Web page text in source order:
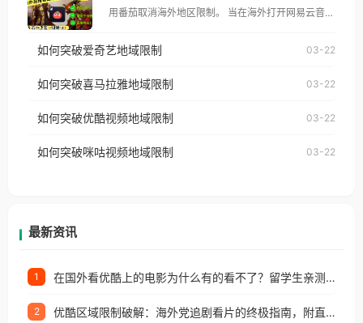
仅能在中国大陆地区播放。 遇到这个问题的朋友们，
使用番茄回国加速器，即可解决「海外用户收听腾讯
台湾、美国、加拿大、澳大利亚、欧洲等国家和地区
权限制所困扰。
用番茄取消海外地区限制。 当在海外打开网易云音
播放”的提示语。 海外用户如香港、澳门、台湾、美
国、加拿大、澳大利亚、欧洲等国家和地区时，网易
制问题，且仅能在中国大陆地区播放。 遇到这个问题
户收听网易云音乐地区版权限制」的问题，无论人在
如何突破爱奇艺地域限制 03-22
如何突破喜马拉雅地域限制 03-22
如何突破优酷视频地域限制 03-22
如何突破咪咕视频地域限制 03-22
最新资讯
1 在国外看优酷上的电影为什么有的看不了？留学生亲测有效的回国加速方案
2 优酷区域限制破解：海外党追剧看片的终极指南，附直播欧冠+1905电影网解决方案